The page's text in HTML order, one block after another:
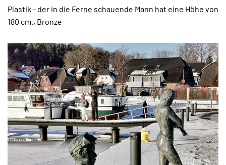
Plastik - der in die Ferne schauende Mann hat eine Höhe von
180 cm., Bronze